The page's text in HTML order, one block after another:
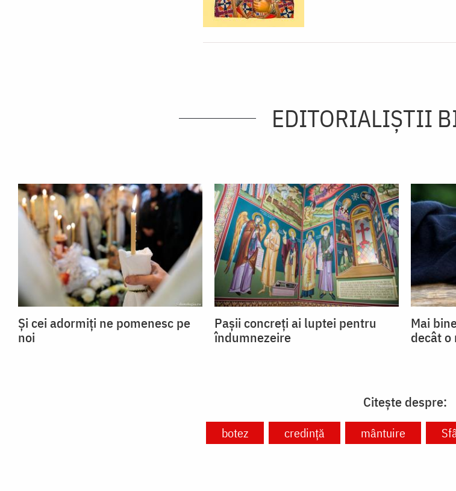
EDITORIALIȘTII
Și cei adormiți ne pomenesc pe
noi
Pașii concreți ai luptei pentru
îndumnezeire
Mai
decât o
Citește despre:
botez credință mântuire